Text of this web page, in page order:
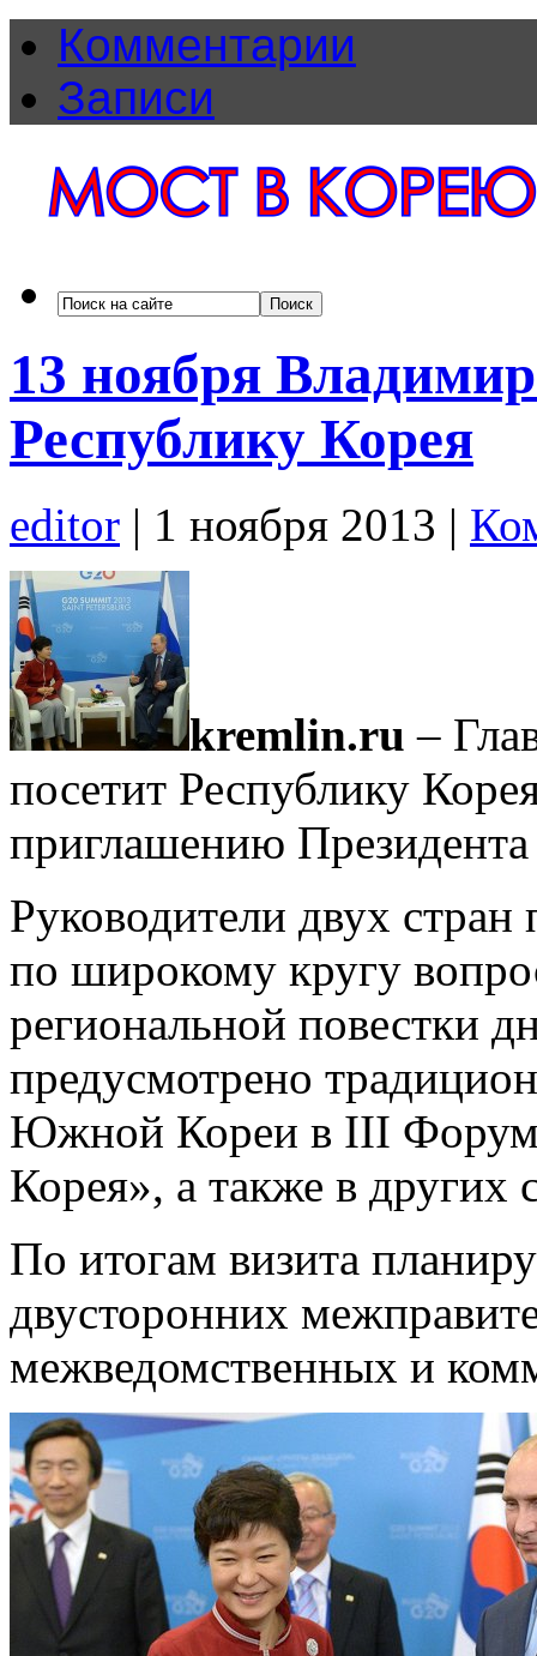
Комментарии
Записи
13 ноября
Республику Корея
editor | 1 ноября 2013 |
kremlin.ru –
посетит Республику
приглашению
Руководители двух
по широкому кругу
региональной повестки
предусмотрено
Южной Кореи в III
Корея», а также в
По итогам визита
двусторонних
межведомственных и